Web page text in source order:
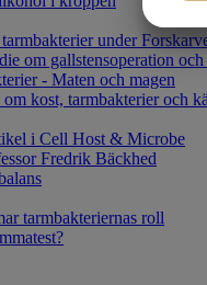
under
om gallstensoperation
- Maten och magen
kost, tarmbakterier och
i Cell Host & Microbe
Fredrik Bäckhed
tarmbakteriernas roll